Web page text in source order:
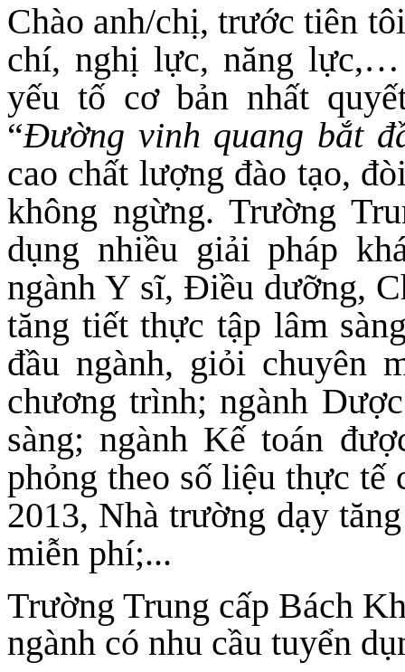
Chào anh/chị, trước tiên
chí, nghị lực, năng lực,…
yếu tố cơ bản nhất
“Đường vinh quang bắt
cao chất lượng đào tạo,
không ngừng. Trường
dụng nhiều giải pháp
ngành Y sĩ, Điều dưỡng,
tăng tiết thực tập lâm
đầu ngành, giỏi chuyên
chương trình; ngành
sàng; ngành Kế toán
phỏng theo số liệu thực tế
2013, Nhà trường dạy
miễn phí;...
Trường Trung cấp Bách
ngành có nhu cầu tuyển